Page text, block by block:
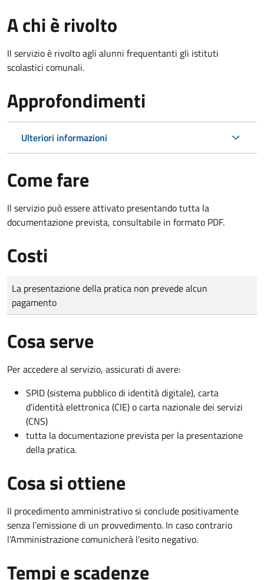
A chi è rivolto
Il servizio è rivolto agli alunni frequentanti gli istituti
scolastici comunali.
Approfondimenti
Ulteriori informazioni
Come fare
Il servizio può essere attivato presentando tutta la
documentazione prevista, consultabile in formato PDF.
Costi
Tipo di pagamento
Importo
La presentazione della pratica non prevede alcun
pagamento
Cosa serve
Per accedere al servizio, assicurati di avere:
SPID (sistema pubblico di identità digitale), carta
d’identità elettronica (CIE) o carta nazionale dei servizi
(CNS)
tutta la documentazione prevista per la presentazione
della pratica.
Cosa si ottiene
Il procedimento amministrativo si conclude positivamente
senza l’emissione di un provvedimento. In caso contrario
l’Amministrazione comunicherà l’esito negativo.
Tempi e scadenze